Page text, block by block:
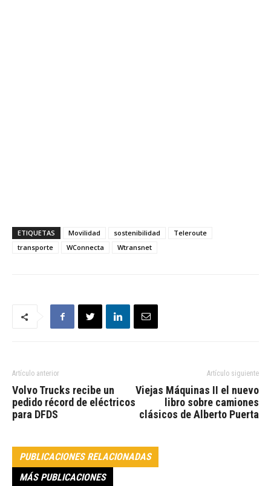
ETIQUETAS Movilidad sostenibilidad
Teleroute
transporte
WConnecta Wtransnet
Artículo anterior
Volvo Trucks recibe un
pedido récord de eléctricos
para DFDS
Artículo siguiente
Viejas Máquinas II el nuevo
libro sobre camiones
clásicos de Alberto Puerta
PUBLICACIONES RELACIONADAS
MÁS PUBLICACIONES